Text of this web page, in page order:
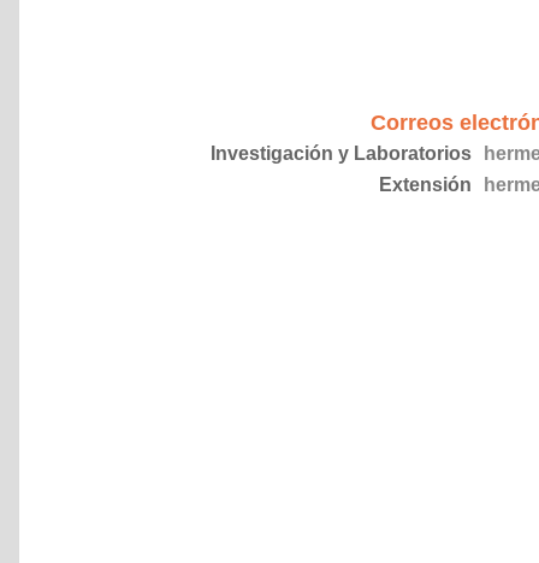
Correos
Investigación y Laboratorios
Extensión